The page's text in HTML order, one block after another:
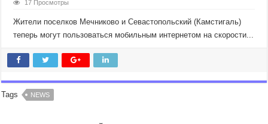
17 Просмотры
Жители поселков Мечниково и Севастопольский (Камстигаль)
теперь могут пользоваться мобильным интернетом на скорости...
Tags NEWS